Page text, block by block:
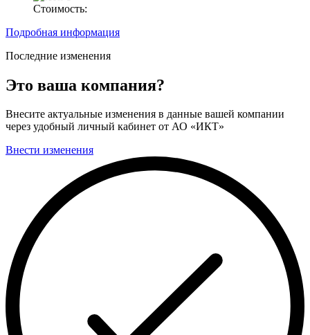
Стоимость:
Подробная информация
Последние изменения
Это ваша компания?
Внесите актуальные изменения в данные вашей компании
через удобный личный кабинет от АО «ИКТ»
Внести изменения